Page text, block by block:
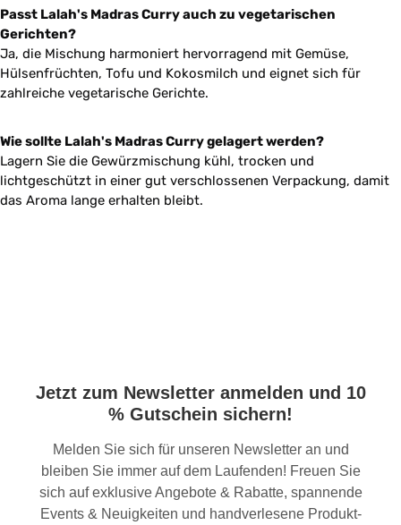
Passt Lalah's Madras Curry auch zu vegetarischen
Gerichten?
Ja, die Mischung harmoniert hervorragend mit Gemüse,
Hülsenfrüchten, Tofu und Kokosmilch und eignet sich für
zahlreiche vegetarische Gerichte.
Wie sollte Lalah's Madras Curry gelagert werden?
Lagern Sie die Gewürzmischung kühl, trocken und
lichtgeschützt in einer gut verschlossenen Verpackung, damit
das Aroma lange erhalten bleibt.
Jetzt zum Newsletter anmelden und 10
% Gutschein sichern!
Melden Sie sich für unseren Newsletter an und
bleiben Sie immer auf dem Laufenden! Freuen Sie
sich auf exklusive Angebote & Rabatte, spannende
Events & Neuigkeiten und handverlesene Produkt-